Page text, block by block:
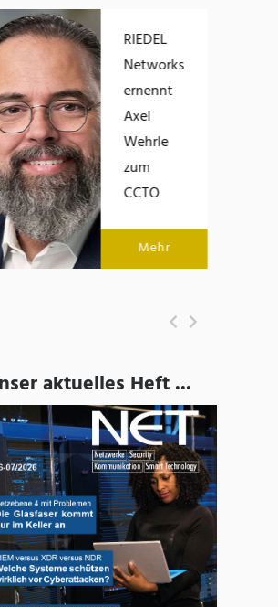
RIEDEL
Networks
ernennt
Axel
Wehrle
zum
CCTO
Mehr
aktuelles Heft ...